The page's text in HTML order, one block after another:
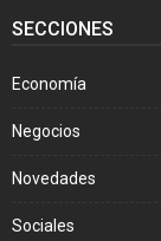
SECCIONES
Economía
Negocios
Novedades
Sociales